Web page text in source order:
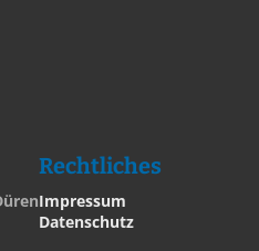
Rechtliches
Impressum
Datenschutz